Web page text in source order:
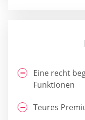
Eine recht
Funktionen
Teures